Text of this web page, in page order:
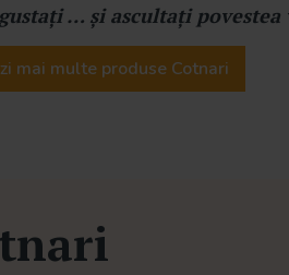
… şi ascultați
mai multe produse Cotnari